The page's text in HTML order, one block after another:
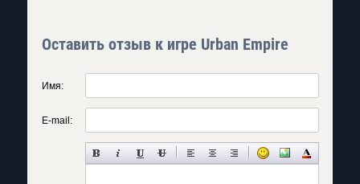
Оставить отзыв к игре Urban Empire
Имя:
E-mail: